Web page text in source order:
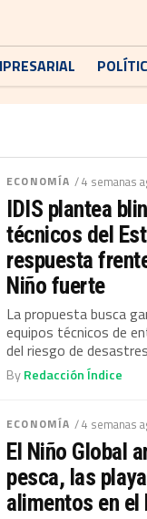
ECONOMÍA / 4 semanas
IDIS plantea
técnicos del
respuesta
Niño fuerte
La propuesta busca
equipos técnicos de
del riesgo de
ByRedacción Índice
ECONOMÍA / 4 semanas
El Niño Global
pesca, las
alimentos en el